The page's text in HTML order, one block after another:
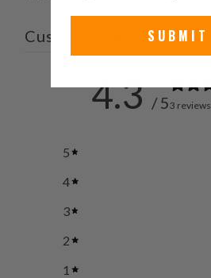
Customer reviews
4.3 / 53 reviews
5
4
3
2
1
SUBMIT